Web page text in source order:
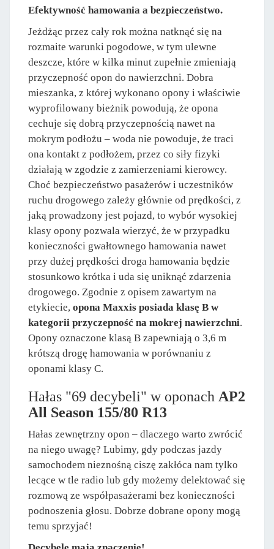
Efektywność hamowania a bezpieczeństwo.
Jeżdżąc przez cały rok można natknąć się na
rozmaite warunki pogodowe, w tym ulewne
deszcze, które w kilka minut zupełnie zmieniają
przyczepność opon do nawierzchni. Dobra
mieszanka, z której wykonano opony i właściwie
wyprofilowany bieżnik powodują, że opona
cechuje się dobrą przyczepnością nawet na
mokrym podłożu – woda nie powoduje, że traci
ona kontakt z podłożem, przez co siły fizyki
działają w zgodzie z zamierzeniami kierowcy.
Choć bezpieczeństwo pasażerów i uczestników
ruchu drogowego zależy głównie od prędkości, z
jaką prowadzony jest pojazd, to wybór wysokiej
klasy opony pozwala wierzyć, że w przypadku
konieczności gwałtownego hamowania nawet
przy dużej prędkości droga hamowania będzie
stosunkowo krótka i uda się uniknąć zdarzenia
drogowego. Zgodnie z opisem zawartym na
etykiecie, opona Maxxis posiada klasę B w
kategorii przyczepność na mokrej nawierzchni.
Opony oznaczone klasą B zapewniają o 3,6 m
krótszą drogę hamowania w porównaniu z
oponami klasy C.
Hałas "69 decybeli" w oponach AP2
All Season 155/80 R13
Hałas zewnętrzny opon – dlaczego warto zwrócić
na niego uwagę? Lubimy, gdy podczas jazdy
samochodem nieznośną ciszę zakłóca nam tylko
lecące w tle radio lub gdy możemy delektować się
rozmową ze współpasażerami bez konieczności
podnoszenia głosu. Dobrze dobrane opony mogą
temu sprzyjać!